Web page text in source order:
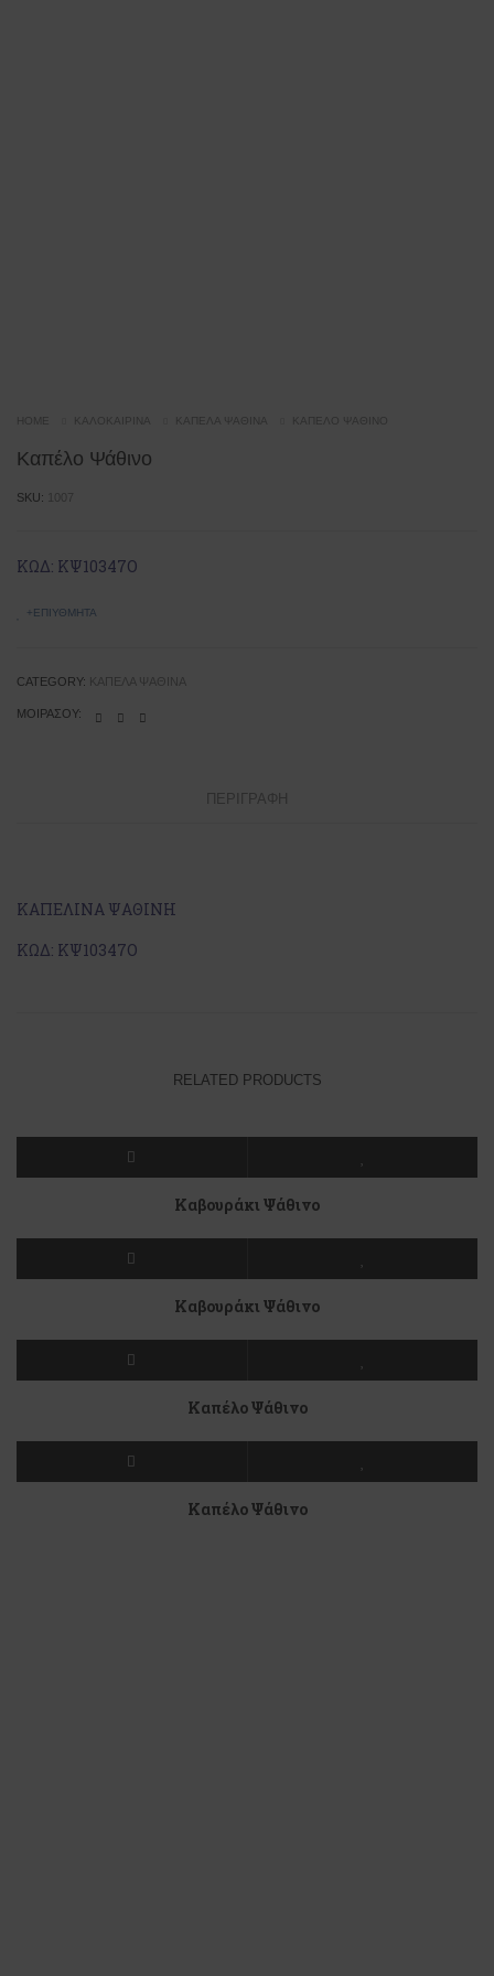
HOME ΚΑΛΟΚΑΙΡΙΝΆ ΚΑΠΈΛΑ ΨΆΘΙΝΑ ΚΑΠΈΛΟ ΨΆΘΙΝΟ
Καπέλο Ψάθινο
SKU:
ΚΩΔ: ΚΨ10347Ο
+ΕΠΙΥΘΜΗΤΆ
CATEGORY: ΚΑΠΈΛΑ ΨΆΘΙΝΑ
ΜΟΙΡΆΣΟΥ:
ΠΕΡΙΓΡΑΦΉ
ΚΑΠΕΛΙΝΑ ΨΑΘΙΝΗ
ΚΩΔ: ΚΨ10347Ο
RELATED PRODUCTS
Καβουράκι Ψάθινο
Καβουράκι Ψάθινο
Καπέλο Ψάθινο
Καπέλο Ψάθινο